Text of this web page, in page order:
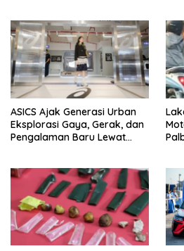
ASICS Ajak Generasi Urban
Eksplorasi Gaya, Gerak, dan
Pengalaman Baru Lewat